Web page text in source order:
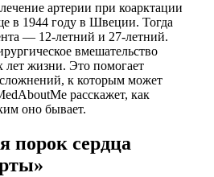
артерии при коарктации
в 1944 году в Швеции. Тогда
— 12-летний и 27-летний.
вмешательство
лет жизни. Это помогает
к которым может
расскажет, как
оно бывает.
порок сердца